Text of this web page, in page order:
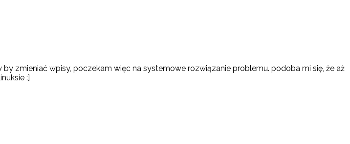
zmieniać wpisy, poczekam więc na systemowe rozwiązanie problemu. podoba mi się, że aż
:]